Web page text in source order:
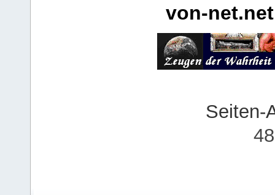
von-net.net
Seiten-